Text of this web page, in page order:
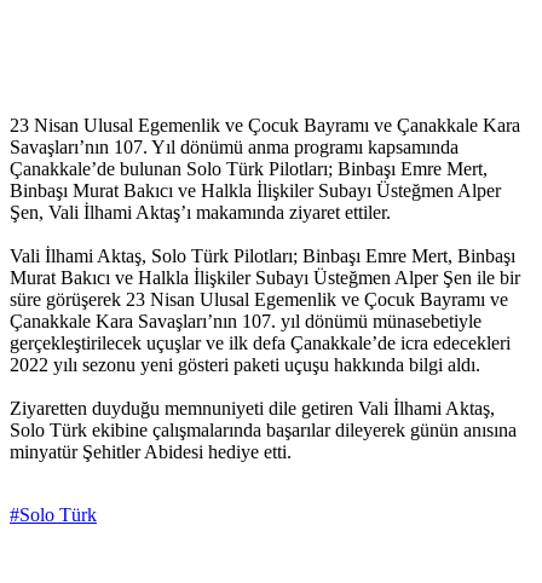
23 Nisan Ulusal Egemenlik ve Çocuk Bayramı ve Çanakkale Kara
Savaşları’nın 107. Yıl dönümü anma programı kapsamında
Çanakkale’de bulunan Solo Türk Pilotları; Binbaşı Emre Mert,
Binbaşı Murat Bakıcı ve Halkla İlişkiler Subayı Üsteğmen Alper
Şen, Vali İlhami Aktaş’ı makamında ziyaret ettiler.
Vali İlhami Aktaş, Solo Türk Pilotları; Binbaşı Emre Mert, Binbaşı
Murat Bakıcı ve Halkla İlişkiler Subayı Üsteğmen Alper Şen ile bir
süre görüşerek 23 Nisan Ulusal Egemenlik ve Çocuk Bayramı ve
Çanakkale Kara Savaşları’nın 107. yıl dönümü münasebetiyle
gerçekleştirilecek uçuşlar ve ilk defa Çanakkale’de icra edecekleri
2022 yılı sezonu yeni gösteri paketi uçuşu hakkında bilgi aldı.
Ziyaretten duyduğu memnuniyeti dile getiren Vali İlhami Aktaş,
Solo Türk ekibine çalışmalarında başarılar dileyerek günün anısına
minyatür Şehitler Abidesi hediye etti.
#Solo Türk